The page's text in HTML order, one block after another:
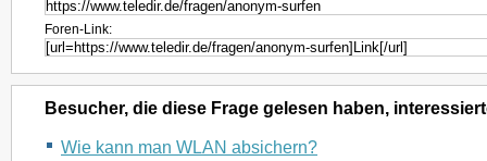
Foren-Link:
Besucher, die diese Frage gelesen haben,
Wie kann man WLAN absichern?